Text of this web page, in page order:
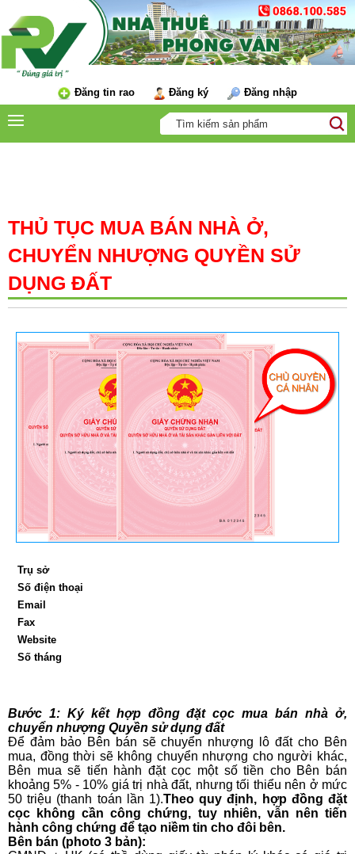
Đăng tin rao Đăng ký Đăng nhập
THỦ TỤC MUA BÁN NHÀ Ở,
CHUYỂN NHƯỢNG QUYỀN SỬ
DỤNG ĐẤT
Trụ sở
Số điện thoại
Email
Fax
Website
Số tháng
Bước 1: Ký kết hợp đồng đặt cọc mua bán nhà ở,
chuyển nhượng Quyền sử dụng đất
Để đảm bảo Bên bán sẽ chuyển nhượng lô đất cho Bên
mua, đồng thời sẽ không chuyển nhượng cho người khác,
Bên mua sẽ tiến hành đặt cọc một số tiền cho Bên bán
khoảng 5% - 10% giá trị nhà đất, nhưng tối thiểu nên ở mức
50 triệu (thanh toán lần 1).Theo quy định, hợp đồng đặt
cọc không cần công chứng, tuy nhiên, vẫn nên tiến
hành công chứng để tạo niềm tin cho đôi bên.
Bên bán (photo 3 bản):